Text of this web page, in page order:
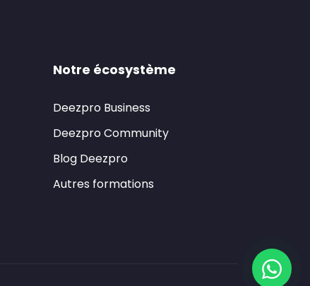
Notre écosystème
Deezpro Business
Deezpro Community
Blog Deezpro
Autres formations